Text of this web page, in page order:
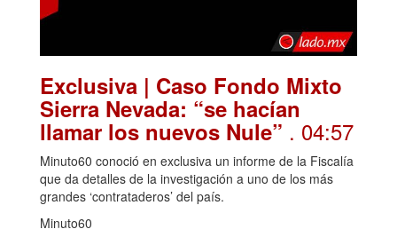
Exclusiva | Caso Fondo Mixto
Sierra Nevada: “se hacían
llamar los nuevos Nule” . 04:57
Minuto60 conoció en exclusiva un informe de la Fiscalía
que da detalles de la investigación a uno de los más
grandes ‘contrataderos’ del país.
Minuto60